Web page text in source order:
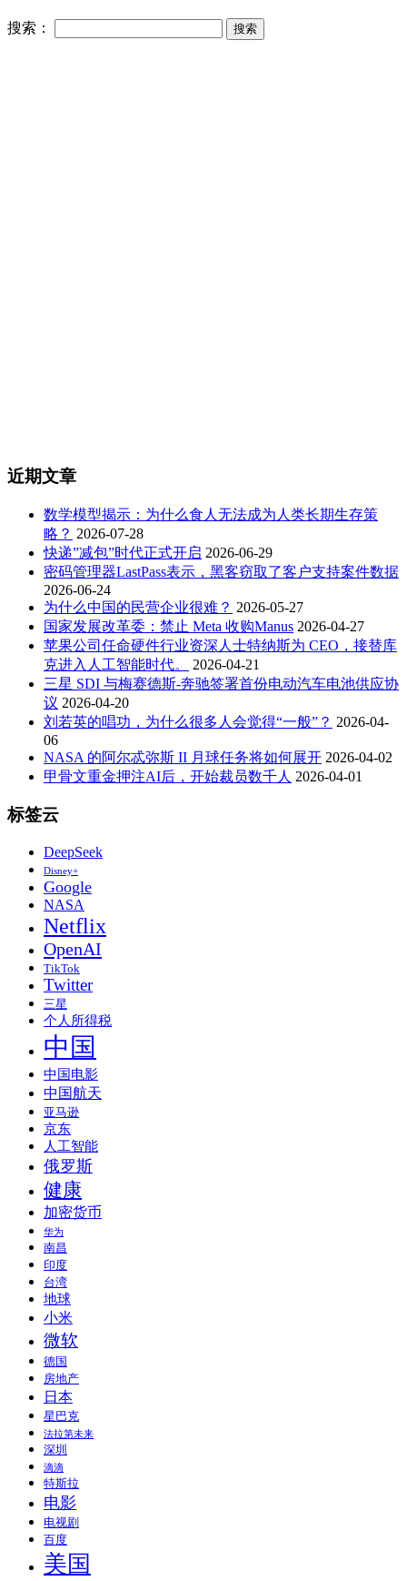
搜索：
近期文章
数学模型揭示：为什么食人无法成为人类长期生存策
略？ 2026-07-28
快递”减包”时代正式开启 2026-06-29
密码管理器LastPass表示，黑客窃取了客户支持案件数据
2026-06-24
为什么中国的民营企业很难？ 2026-05-27
国家发展改革委：禁止 Meta 收购Manus 2026-04-27
苹果公司任命硬件行业资深人士特纳斯为 CEO，接替库
克进入人工智能时代。
2026-04-21
三星 SDI 与梅赛德斯-奔驰签署首份电动汽车电池供应协
议 2026-04-20
刘若英的唱功，为什么很多人会觉得“一般”？ 2026-04-
06
NASA 的阿尔忒弥斯 II 月球任务将如何展开 2026-04-02
甲骨文重金押注AI后，开始裁员数千人 2026-04-01
标签云
DeepSeek
Disney+
Google
NASA
Netflix
OpenAI
TikTok
Twitter
三星
个人所得税
中国
中国电影
中国航天
亚马逊
京东
人工智能
俄罗斯
健康
加密货币
华为
南昌
印度
台湾
地球
小米
微软
德国
房地产
日本
星巴克
法拉第未来
深圳
滴滴
特斯拉
电影
电视剧
百度
美国